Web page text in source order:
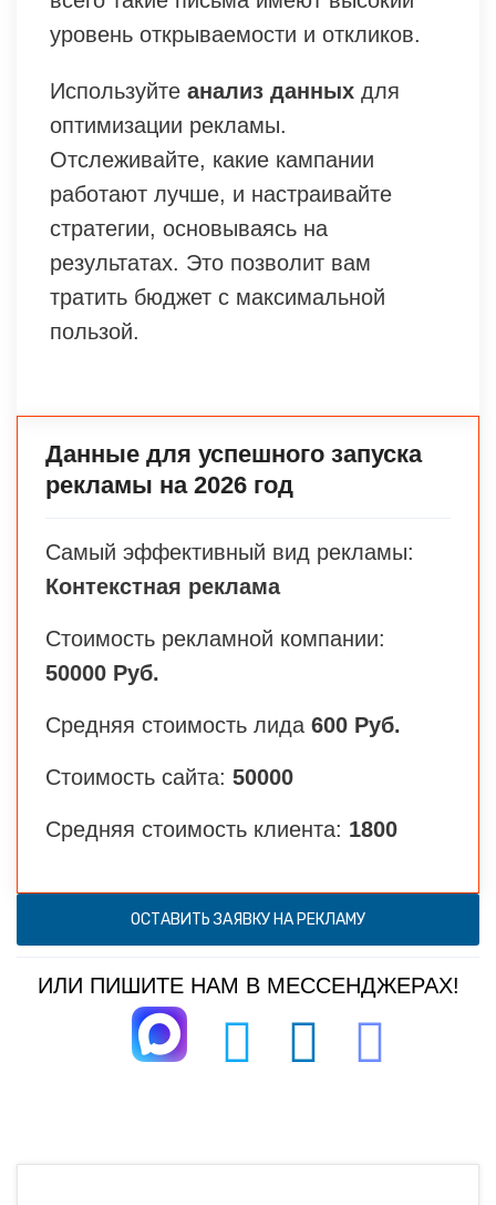
уровень открываемости и откликов.
Используйте анализ данных для
оптимизации рекламы.
Отслеживайте, какие кампании
работают лучше, и настраивайте
стратегии, основываясь на
результатах. Это позволит вам
тратить бюджет с максимальной
пользой.
Данные для успешного запуска
рекламы на 2026 год
Самый эффективный вид рекламы:
Контекстная реклама
Стоимость рекламной компании:
50000 Руб.
Средняя стоимость лида 600 Руб.
Стоимость сайта: 50000
Средняя стоимость клиента: 1800
ОСТАВИТЬ ЗАЯВКУ НА РЕКЛАМУ
ИЛИ ПИШИТЕ НАМ В МЕССЕНДЖЕРАХ!